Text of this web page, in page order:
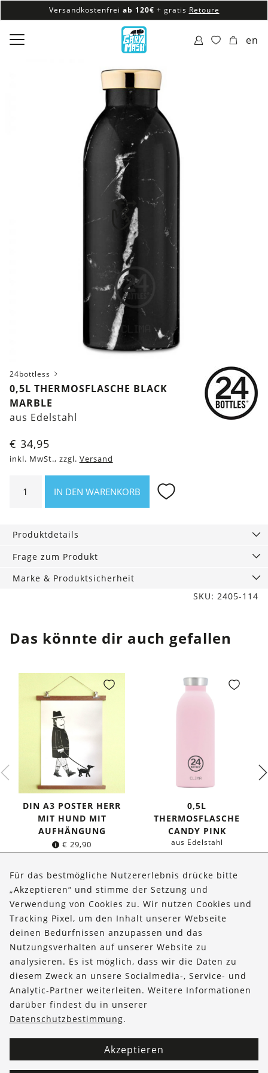
Versandkostenfrei ab 120€ + gratis Retoure
100% veganes & fair produziertes Sortiment
Versandkostenfrei ab 120€
en
24bottless
0,5L THERMOSFLASCHE BLACK
MARBLE
aus Edelstahl
€ 34,95
inkl. MwSt., zzgl. Versand
Thermosflasche
Menge
IN DEN WARENKORB
Produktdetails
Frage zum Produkt
Marke & Produktsicherheit
SKU: 2405-114
Das könnte dir auch gefallen
DIN A3 POSTER HERR
MIT HUND MIT
AUFHÄNGUNG
€ 29,90
0,5L
THERMOSFLASCHE
CANDY PINK
aus Edelstahl
€34,95Ursprünglicher
€29,95
Über uns
Bestellungen
Kontakt & Hilfe
FOLLOW US
Für das bestmögliche Nutzererlebnis drücke bitte
„Akzeptieren“ und stimme der Setzung und
Verwendung von Cookies zu. Wir nutzen Cookies und
Tracking Pixel, um den Inhalt unserer Webseite
deinen Bedürfnissen anzupassen und das
Nutzungsverhalten auf unserer Website zu
analysieren. Es ist möglich, dass wir die Daten zu
diesem Zweck an unsere Socialmedia-, Service- und
Analytic-Partner weiterleiten. Weitere Informationen
darüber findest du in unserer
Datenschutzbestimmung.
Akzeptieren